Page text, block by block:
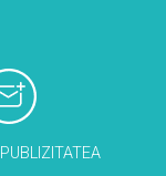
PUBLIZITATEA